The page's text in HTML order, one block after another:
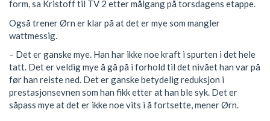
form, sa Kristoff til TV 2 etter målgang på torsdagens etappe.
Også trener Ørn er klar på at det er mye som mangler
wattmessig.
– Det er ganske mye. Han har ikke noe kraft i spurten i det hele
tatt. Det er veldig mye å gå på i forhold til det nivået han var på
før han reiste ned. Det er ganske betydelig reduksjon i
prestasjonsevnen som han fikk etter at han ble syk. Det er
såpass mye at det er ikke noe vits i å fortsette, mener Ørn.